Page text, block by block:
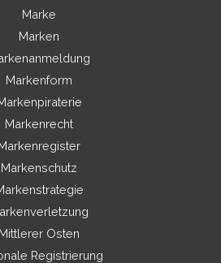
Marke
Marken
Markenform
Markenrecht
Markenschutz
Mittlerer Osten
Registrierung